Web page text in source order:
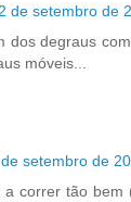
de setembro de
dos degraus
móveis...
setembro de
a correr tão